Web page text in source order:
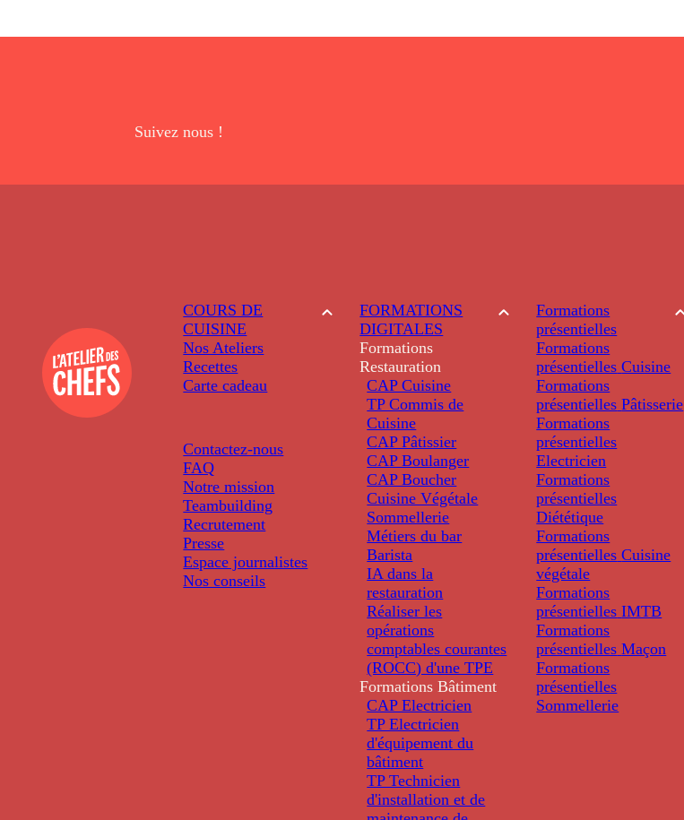
Suivez nous !
COURS DE
CUISINE
Nos Ateliers
Recettes
Carte cadeau
Contactez-nous
FAQ
Notre mission
Teambuilding
Recrutement
Presse
Espace journalistes
Nos conseils
FORMATIONS
DIGITALES
Formations
Restauration
CAP Cuisine
TP Commis de
Cuisine
CAP Pâtissier
CAP Boulanger
CAP Boucher
Cuisine Végétale
Sommellerie
Métiers du bar
Barista
IA dans la
restauration
Réaliser les
opérations
comptables courantes
(ROCC) d'une TPE
Formations Bâtiment
CAP Electricien
TP Electricien
d'équipement du
bâtiment
TP Technicien
d'installation et de
Formations
présentielles
Formations
présentielles Cuisine
Formations
présentielles Pâtisserie
Formations
présentielles
Electricien
Formations
présentielles
Diététique
Formations
présentielles Cuisine
végétale
Formations
présentielles IMTB
Formations
présentielles Maçon
Formations
présentielles
Sommellerie